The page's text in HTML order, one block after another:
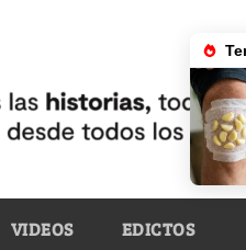
VIDEOS EDICTOS